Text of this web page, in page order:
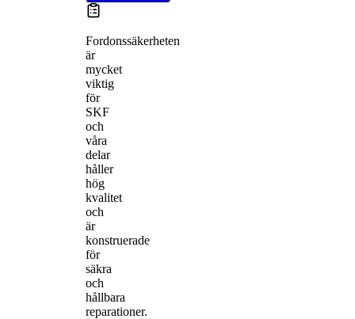
Fordonssäkerheten
är
mycket
viktig
för
SKF
och
våra
delar
håller
hög
kvalitet
och
är
konstruerade
för
säkra
och
hållbara
reparationer.